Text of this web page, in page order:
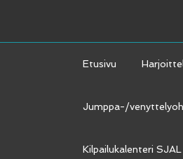
Etusivu
Jumppa-/
Kilpailukalenteri SJAL